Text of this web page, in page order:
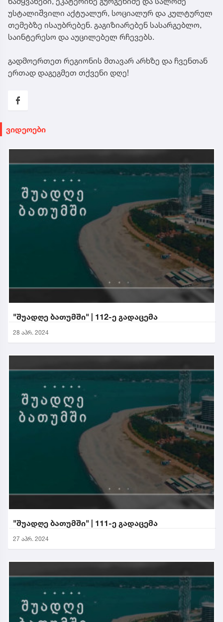
უსტალიშვილი აქტუალურ, სოციალურ და კულტურულ
თემებზე ისაუბრებენ. გაგიზიარებენ სასარგებლო,
საინტერესო და აუცილებელ რჩევებს.
გადმოერთეთ რეგიონის მთავარ არხზე და ჩვენთან
ერთად დაგეგმეთ თქვენი დღე!
ვიდეოები
"შუადღე ბათუმში" | 112-ე გადაცემა
28 აპრ. 2024
"შუადღე ბათუმში" | 111-ე გადაცემა
27 აპრ. 2024